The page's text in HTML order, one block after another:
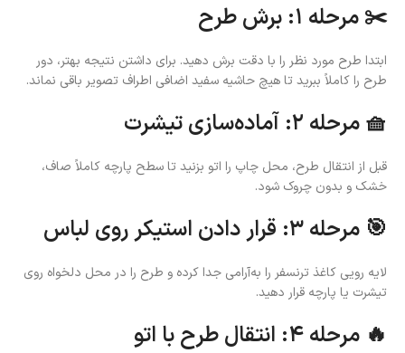
✂️ مرحله ۱: برش طرح
ابتدا طرح مورد نظر را با دقت برش دهید. برای داشتن نتیجه بهتر، دور
طرح را کاملاً ببرید تا هیچ حاشیه سفید اضافی اطراف تصویر باقی نماند.
🧺 مرحله ۲: آماده‌سازی تیشرت
قبل از انتقال طرح، محل چاپ را اتو بزنید تا سطح پارچه کاملاً صاف،
خشک و بدون چروک شود.
🎯 مرحله ۳: قرار دادن استیکر روی لباس
لایه رویی کاغذ ترنسفر را به‌آرامی جدا کرده و طرح را در محل دلخواه روی
تیشرت یا پارچه قرار دهید.
🔥 مرحله ۴: انتقال طرح با اتو